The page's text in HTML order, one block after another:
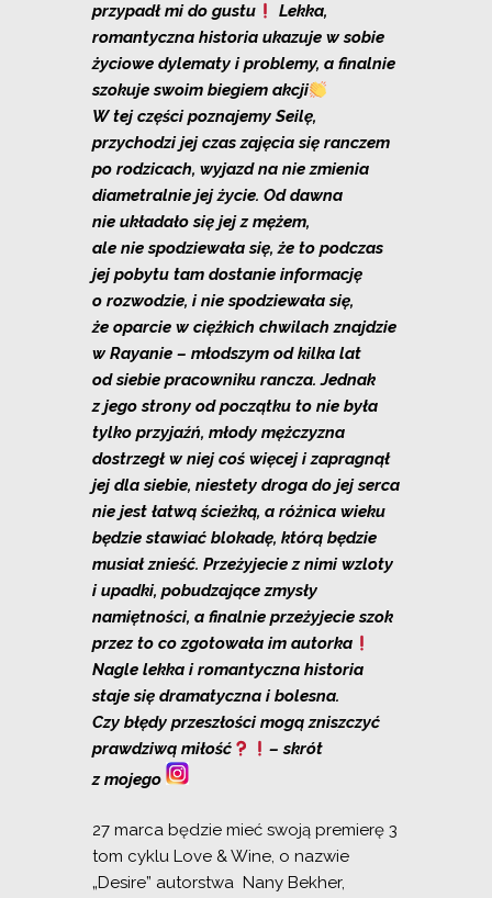
przypadł mi do gustu
Lekka,
romantyczna historia ukazuje w sobie
życiowe dylematy i problemy, a finalnie
szokuje swoim biegiem akcji
W tej części poznajemy Seilę,
przychodzi jej czas zajęcia się ranczem
po rodzicach, wyjazd na nie zmienia
diametralnie jej życie. Od dawna
nie układało się jej z mężem,
ale nie spodziewała się, że to podczas
jej pobytu tam dostanie informację
o rozwodzie, i nie spodziewała się,
że oparcie w ciężkich chwilach znajdzie
w Rayanie – młodszym od kilka lat
od siebie pracowniku rancza. Jednak
z jego strony od początku to nie była
tylko przyjaźń, młody mężczyzna
dostrzegł w niej coś więcej i zapragnął
jej dla siebie, niestety droga do jej serca
nie jest łatwą ścieżką, a różnica wieku
będzie stawiać blokadę, którą będzie
musiał znieść. Przeżyjecie z nimi wzloty
i upadki, pobudzające zmysły
namiętności, a finalnie przeżyjecie szok
przez to co zgotowała im autorka
Nagle lekka i romantyczna historia
staje się dramatyczna i bolesna.
Czy błędy przeszłości mogą zniszczyć
prawdziwą miłość
– skrót
z mojego
27 marca będzie mieć swoją premierę 3
tom cyklu Love & Wine, o nazwie
„Desire” autorstwa Nany Bekher,